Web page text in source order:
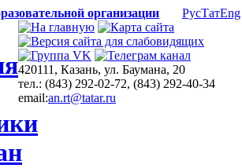
организации РусТатEng
420111, Казань, ул. Баумана, 20
тел.: (843) 292-02-72, (843) 292-40-34
email:an.rt@tatar.ru